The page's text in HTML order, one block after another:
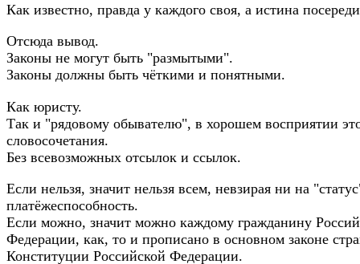
Как известно, правда у каждого своя, а истина
Отсюда вывод.
Законы не могут быть "размытыми".
Законы должны быть чёткими и понятными.
Как юристу.
Так и "рядовому обывателю", в хорошем восприятии
словосочетания.
Без всевозможных отсылок и ссылок.
Если нельзя, значит нельзя всем, невзирая ни на
платёжеспособность.
Если можно, значит можно каждому гражданину
Федерации, как, то и прописано в основном законе
Конституции Российской Федерации.